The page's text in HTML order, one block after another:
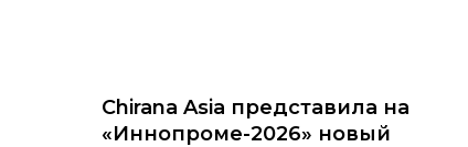
Chirana Asia представила на
«Иннопроме-2026» новый